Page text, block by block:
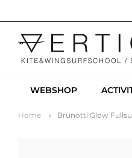
WEBSHOP
Home Brunotti Glow